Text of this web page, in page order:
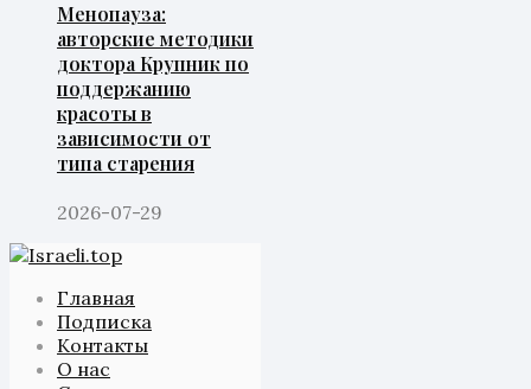
Менопауза:
авторские методики
доктора Крупник по
поддержанию
красоты в
зависимости от
типа старения
2026-07-29
Главная
Подписка
Контакты
О нас